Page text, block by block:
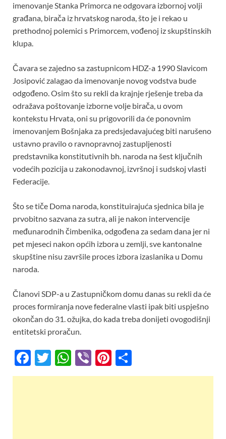
imenovanje Stanka Primorca ne odgovara izbornoj volji
građana, birača iz hrvatskog naroda, što je i rekao u
prethodnoj polemici s Primorcem, vođenoj iz skupštinskih
klupa.
Čavara se zajedno sa zastupnicom HDZ-a 1990 Slavicom
Josipović zalagao da imenovanje novog vodstva bude
odgođeno. Osim što su rekli da krajnje rješenje treba da
odražava poštovanje izborne volje birača, u ovom
kontekstu Hrvata, oni su prigovorili da će ponovnim
imenovanjem Bošnjaka za predsjedavajućeg biti narušeno
ustavno pravilo o ravnopravnoj zastupljenosti
predstavnika konstitutivnih bh. naroda na šest ključnih
vodećih pozicija u zakonodavnoj, izvršnoj i sudskoj vlasti
Federacije.
Što se tiče Doma naroda, konstituirajuća sjednica bila je
prvobitno sazvana za sutra, ali je nakon intervencije
međunarodnih čimbenika, odgođena za sedam dana jer ni
pet mjeseci nakon općih izbora u zemlji, sve kantonalne
skupštine nisu završile proces izbora izaslanika u Domu
naroda.
Članovi SDP-a u Zastupničkom domu danas su rekli da će
proces formiranja nove federalne vlasti ipak biti uspješno
okončan do 31. ožujka, do kada treba donijeti ovogodišnji
entitetski proračun.
F
ac
T
w
W
h
Vi
b
Pi
nt h